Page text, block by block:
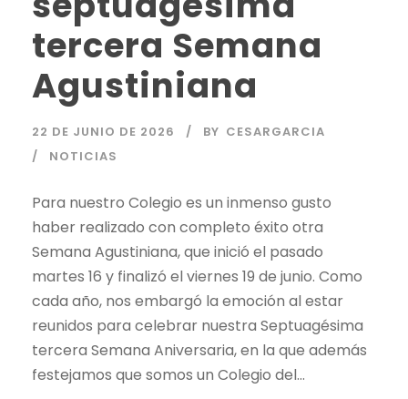
tercera Semana
Agustiniana
22 DE JUNIO DE 2026 BY CESARGARCIA
NOTICIAS
Para nuestro Colegio es un inmenso gusto
haber realizado con completo éxito otra
Semana Agustiniana, que inició el pasado
martes 16 y finalizó el viernes 19 de junio. Como
cada año, nos embargó la emoción al estar
reunidos para celebrar nuestra Septuagésima
tercera Semana Aniversaria, en la que además
festejamos que somos un Colegio del...